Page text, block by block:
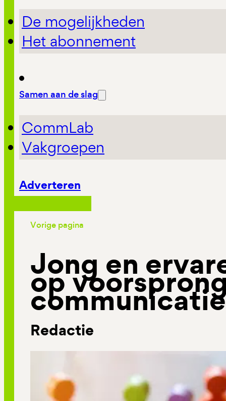
De mogelijkheden
Het abonnement
Samen aan de slag
CommLab
Vakgroepen
Adverteren
Vorige pagina
Jong en
op
Redactie